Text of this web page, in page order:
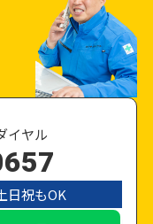
イヤル
日祝もOK